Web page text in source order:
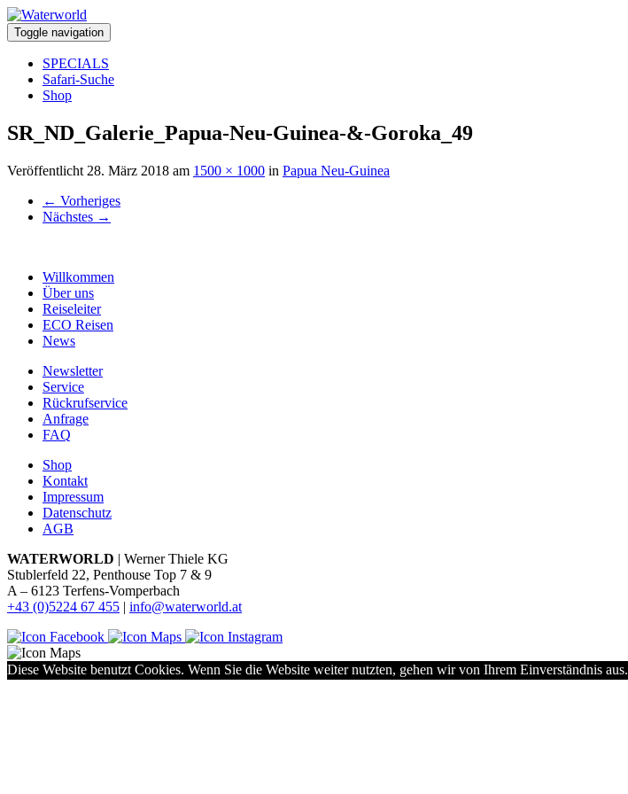
Toggle navigation
SPECIALS
Safari-Suche
Shop
SR_ND_Galerie_Papua-Neu-Guinea-&-Goroka_49
Veröffentlicht 28. März 2018 am 1500 × 1000 in Papua Neu-Guinea
← Vorheriges
Nächstes →
Willkommen
Über uns
Reiseleiter
ECO Reisen
News
Newsletter
Service
Rückrufservice
Anfrage
FAQ
Shop
Kontakt
Impressum
Datenschutz
AGB
WATERWORLD | Werner Thiele KG
Stublerfeld 22, Penthouse Top 7 & 9
A – 6123 Terfens-Vomperbach
+43 (0)5224 67 455 | info@waterworld.at
Diese Website benutzt Cookies. Wenn Sie die Website weiter nutzten, gehen wir von Ihrem Einverständnis aus.